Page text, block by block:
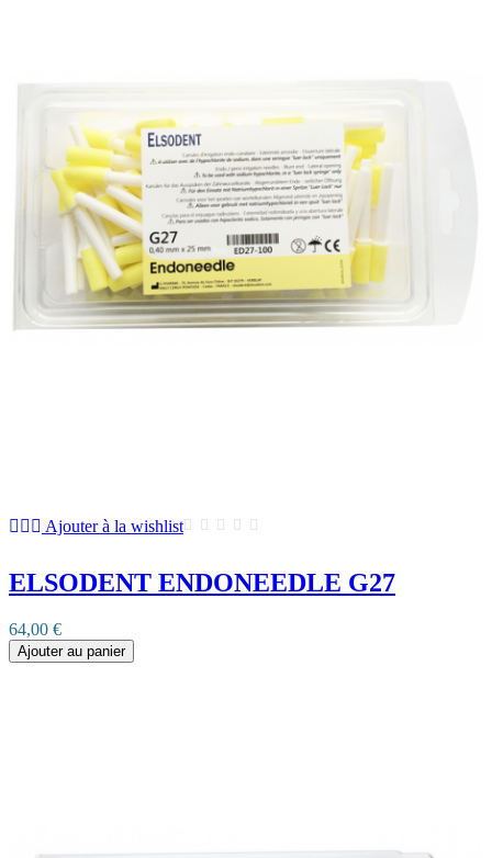
Ajouter à la wishlist
ELSODENT ENDONEEDLE G27
64,00 €
Ajouter au panier